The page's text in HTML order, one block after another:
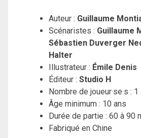
Auteur : Guillaume
Scénaristes : Guillaume
Sébastien Duverger
Halter
Illustrateur : Émile Denis
Éditeur : Studio H
Nombre de joueur·se·s : 1
Âge minimum : 10 ans
Durée de partie : 60 à 90
Fabriqué en Chine